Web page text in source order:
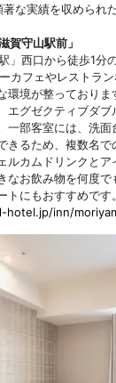
な実績を収められ
守山駅前」
」西口から徒歩1
カフェやレストラ
境が整っておりま
エグゼクティブダ
一部客室には、洗
るため、複数名で
ルカムドリンクと
お飲み物を何度
にもおすすめです。
inn/